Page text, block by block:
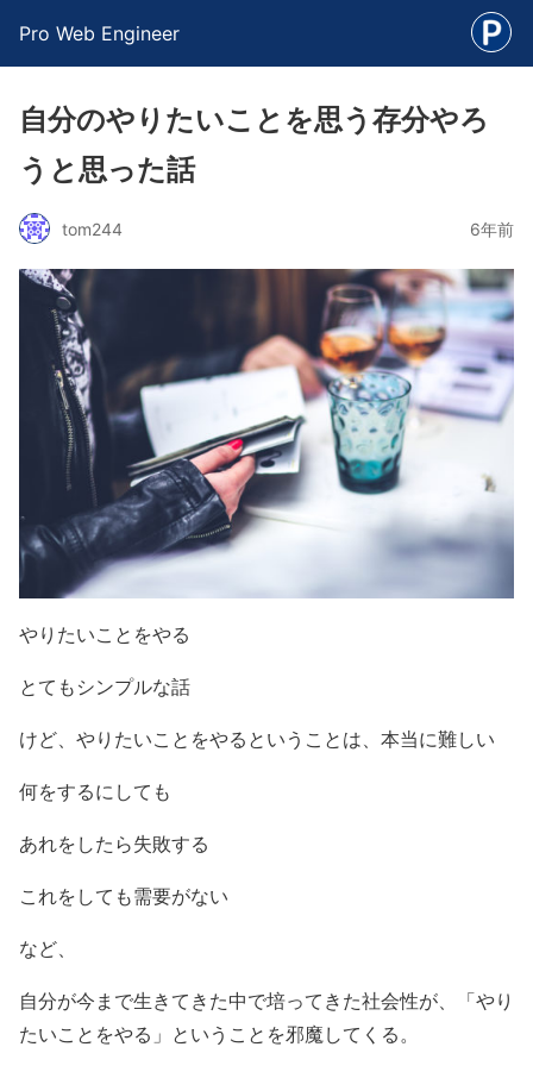
Pro Web Engineer
自分のやりたいことを思う存分やろ
うと思った話
tom244 6年前
やりたいことをやる
とてもシンプルな話
けど、やりたいことをやるということは、本当に難しい
何をするにしても
あれをしたら失敗する
これをしても需要がない
など、
自分が今まで生きてきた中で培ってきた社会性が、「やり
たいことをやる」ということを邪魔してくる。